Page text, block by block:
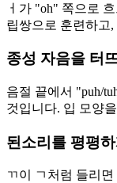
ㅓ가 "oh" 쪽으로
립쌍으로 훈련하고
종성 자음을 터
음절 끝에서 "puh/
것입니다. 입 모양
된소리를 평평하
ㄲ이 ㄱ처럼 들리